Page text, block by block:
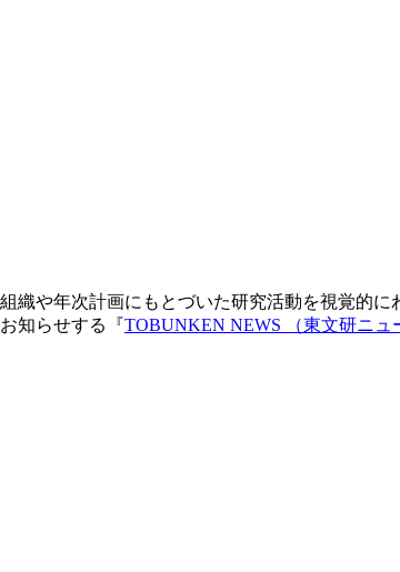
織や年次計画にもとづいた研究活動を視覚的
知らせする『TOBUNKEN NEWS （東文研ニュ